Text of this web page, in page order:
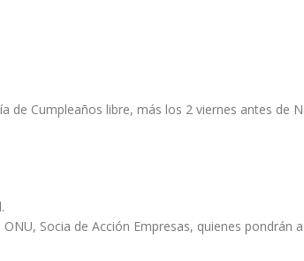
de Cumpleaños libre, más los 2 viernes antes de
Socia de Acción Empresas, quienes